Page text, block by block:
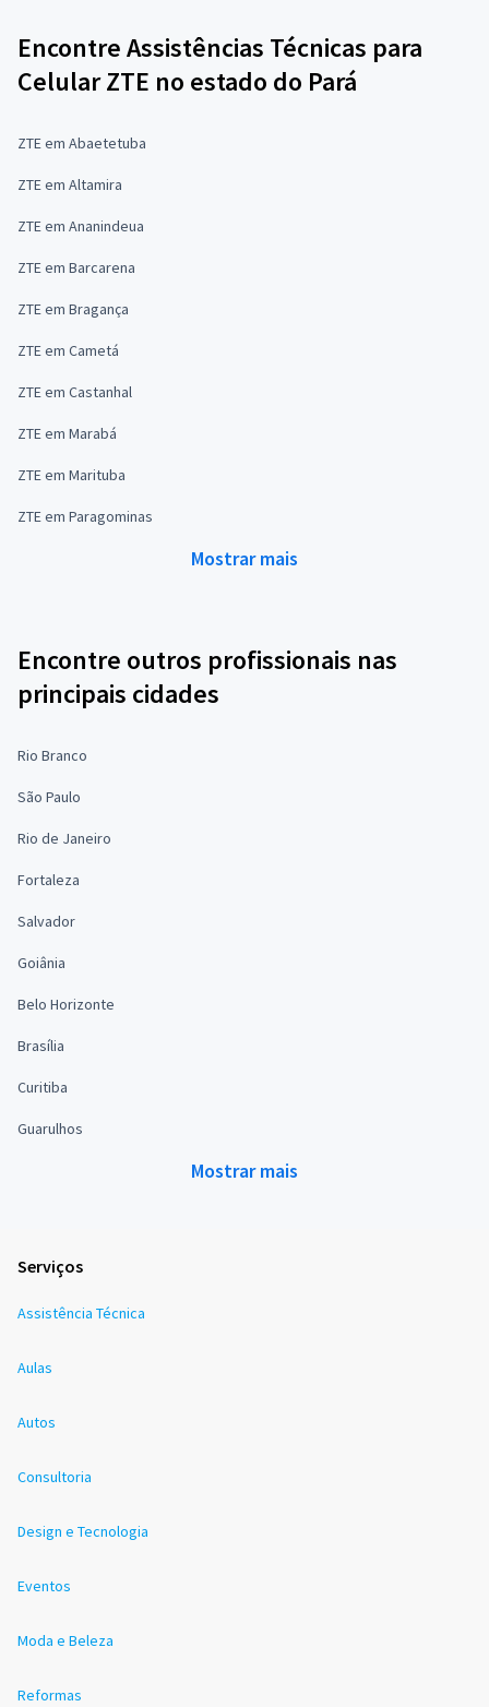
Encontre Assistências Técnicas para
Celular ZTE no estado do Pará
ZTE em Abaetetuba
ZTE em Altamira
ZTE em Ananindeua
ZTE em Barcarena
ZTE em Bragança
ZTE em Cametá
ZTE em Castanhal
ZTE em Marabá
ZTE em Marituba
ZTE em Paragominas
Mostrar mais
Encontre outros profissionais nas
principais cidades
Rio Branco
São Paulo
Rio de Janeiro
Fortaleza
Salvador
Goiânia
Belo Horizonte
Brasília
Curitiba
Guarulhos
Mostrar mais
Serviços
Assistência Técnica
Aulas
Autos
Consultoria
Design e Tecnologia
Eventos
Moda e Beleza
Reformas